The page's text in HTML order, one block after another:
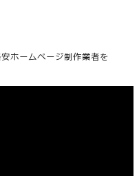
ホームページ制作業者を